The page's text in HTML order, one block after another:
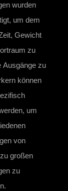
wurden
um dem
Gewicht
zu
Ausgänge zu
können
um
von
großen
zu